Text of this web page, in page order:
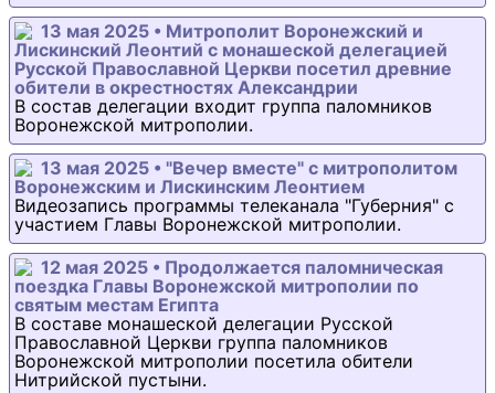
13 мая 2025 • Митрополит Воронежский и
Лискинский Леонтий с монашеской делегацией
Русской Православной Церкви посетил древние
обители в окрестностях Александрии
В состав делегации входит группа паломников
Воронежской митрополии.
13 мая 2025 • "Вечер вместе" с митрополитом
Воронежским и Лискинским Леонтием
Видеозапись программы телеканала "Губерния" с
участием Главы Воронежской митрополии.
12 мая 2025 • Продолжается паломническая
поездка Главы Воронежской митрополии по
святым местам Египта
В составе монашеской делегации Русской
Православной Церкви группа паломников
Воронежской митрополии посетила обители
Нитрийской пустыни.